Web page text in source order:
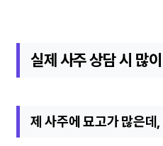
실제 사주 상담 시 많
제 사주에 묘고가 많은데